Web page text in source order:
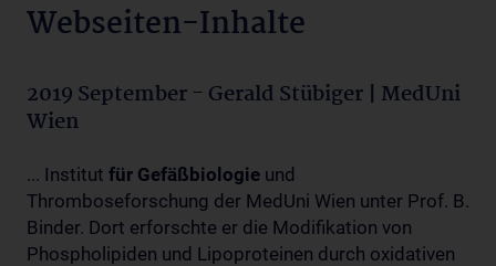
Webseiten-Inhalte
2019 September - Gerald Stübiger | MedUni
Wien
... Institut für Gefäßbiologie und
Thromboseforschung der MedUni Wien unter Prof. B.
Binder. Dort erforschte er die Modifikation von
Phospholipiden und Lipoproteinen durch oxidativen